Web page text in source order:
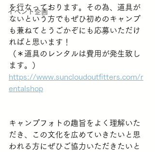
イベント企画
を行なっております。その為、道具が
ないという方でもぜひ初めのキャンプ
も兼ねてとうごかぞにも応募いただけ
ればと思います！
（＊道具のレンタルは費用が発生致し
ます。）
https://www.suncloudoutfitters.com/r
entalshop
キャンプフォトの趣旨をよく理解いた
だき、この文化を広めていきたいと思
われる方にぜひご協力いただきたいと